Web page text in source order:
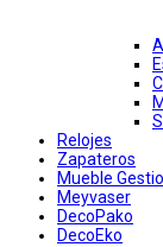
Relojes
Zapateros
Mueble
Meyvaser
DecoPako
DecoEko